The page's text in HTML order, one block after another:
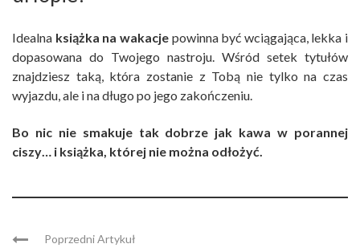
Idealna książka na wakacjepowinna być wciągająca, lekka i
dopasowana do Twojego nastroju. Wśród setek tytułów
znajdziesz taką, która zostanie z Tobą nie tylko na czas
wyjazdu, ale i na długo po jego zakończeniu.
Bo nic nie smakuje tak dobrze jak kawa w porannej
ciszy… i książka, której nie można odłożyć.
Poprzedni Artykuł